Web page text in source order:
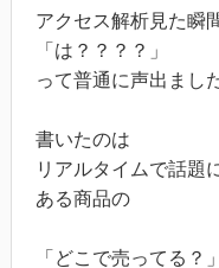
アクセス解析見た瞬
「は？？？？」
って普通に声出まし
書いたのは
リアルタイムで話題
ある商品の
「どこで売ってる？